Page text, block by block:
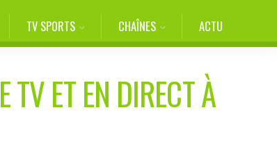
TV SPORTS CHAÎNES ACTU
ET EN DIRECT À